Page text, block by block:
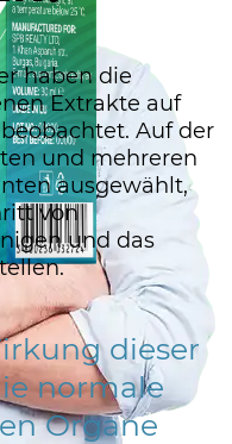
haben die
Extrakte auf
Auf der
und mehreren
ausgewählt,
von
und das
dieser
normale
Organe